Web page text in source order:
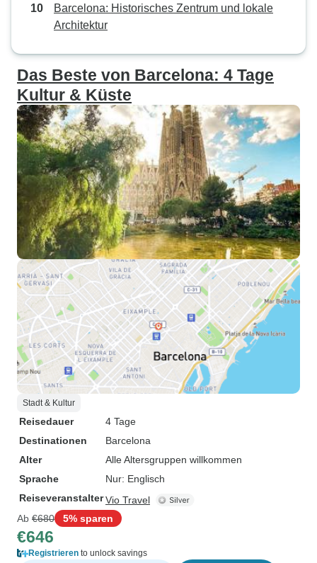
Barcelona: Historisches Zentrum und lokale
Architektur
Das Beste von Barcelona: 4 Tage
Kultur & Küste
Stadt & Kultur
Reisedauer
4 Tage
Destinationen
Barcelona
Alter
Alle Altersgruppen willkommen
Sprache
Nur: Englisch
ReiseveranstalterVio Travel
Ab €680 5% sparen
€646
Registrieren to unlock savings